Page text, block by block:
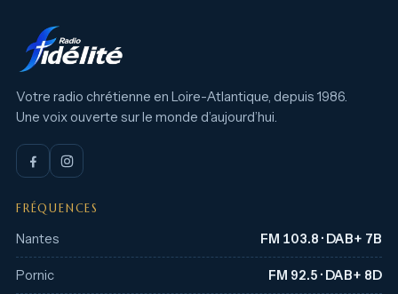
Votre radio chrétienne en Loire-Atlantique, depuis 1986.
Une voix ouverte sur le monde d’aujourd’hui.
FRÉQUENCES
Nantes FM 103.8 · DAB+ 7B
Pornic FM 92.5 · DAB+ 8D